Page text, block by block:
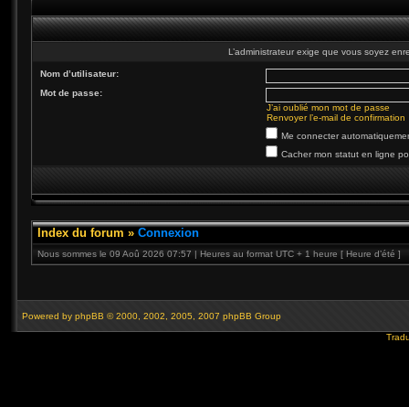
L’administrateur exige que vous soyez
Nom d’utilisateur:
Mot de passe:
J’ai oublié mon mot de passe
Renvoyer l’e-mail de confirmation
Me connecter
Cacher mon statut en ligne
Index du forum » Connexion
Nous sommes le 09 Aoû 2026 07:57 | Heures au format UTC + 1 heure [ Heure d’été ]
Powered by phpBB © 2000, 2002, 2005, 2007 phpBB Group